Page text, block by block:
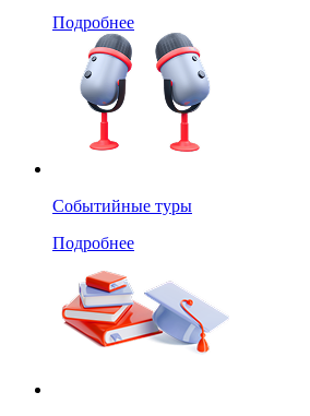
Подробнее
Событийные туры
Подробнее